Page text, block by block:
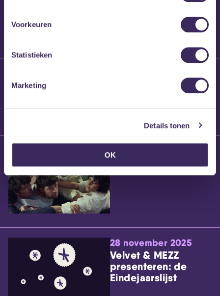
Voorkeuren
Statistieken
Marketing
Details tonen
OK
Brennt Vanneste
24 maart 2026
Willem’s Blog: Ão
28 november 2025
Velvet & MEZZ
presenteren: de
Eindejaarslijst